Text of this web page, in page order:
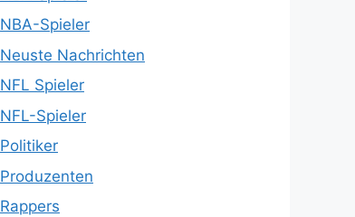
NBA-Spieler
Neuste Nachrichten
NFL Spieler
NFL-Spieler
Politiker
Produzenten
Rappers